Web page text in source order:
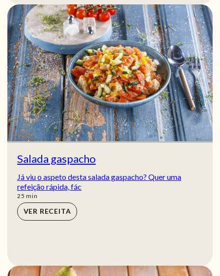
Salada gaspacho
Já viu o aspeto desta salada gaspacho? Quer uma
refeição rápida, fác
25 min
min
VER RECEITA